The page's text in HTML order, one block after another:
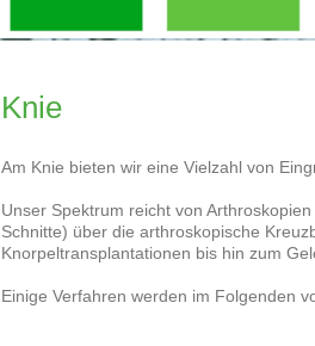
Knie
Am Knie bieten wir eine Vielzahl von
Unser Spektrum reicht von
Schnitte) über die arthroskopische
Knorpeltransplantationen bis hin zum
Einige Verfahren werden im Folgenden